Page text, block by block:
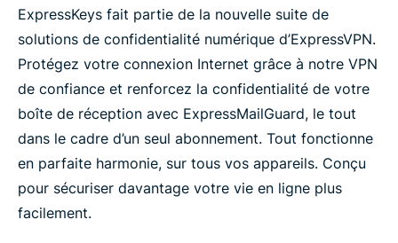
ExpressKeys fait partie de la nouvelle suite de
solutions de confidentialité numérique d’ExpressVPN.
Protégez votre connexion Internet grâce à notre VPN
de confiance et renforcez la confidentialité de votre
boîte de réception avec ExpressMailGuard, le tout
dans le cadre d’un seul abonnement. Tout fonctionne
en parfaite harmonie, sur tous vos appareils. Conçu
pour sécuriser davantage votre vie en ligne plus
facilement.